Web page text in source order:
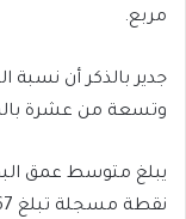
مربع.
جدير بالذكر أن نسبة
وتسعة من عشرة